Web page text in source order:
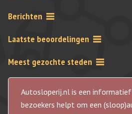
Berichten
Laatste beoordelingen
Meest gezochte steden
Autosloperij.nl is een
bezoekers helpt om een